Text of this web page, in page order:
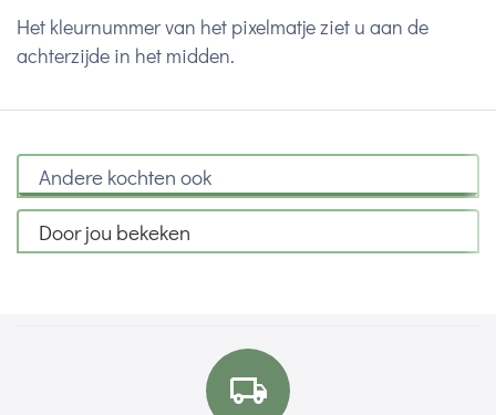
Het kleurnummer van het pixelmatje ziet u aan de
achterzijde in het midden.
Andere kochten ook
Door jou bekeken